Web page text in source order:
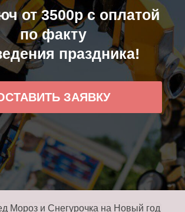
от 3500р с оплатой
по факту
праздника!
ЗАЯВКУ
Мороз и Снегурочка на Новый год